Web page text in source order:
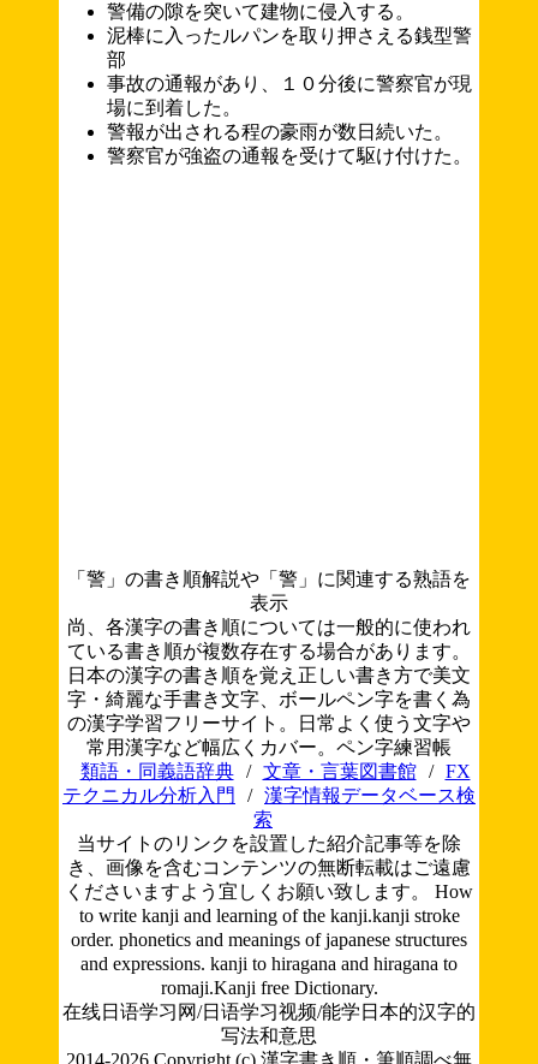
警備の隙を突いて建物に侵入する。
泥棒に入ったルパンを取り押さえる銭型警
部
事故の通報があり、１０分後に警察官が現
場に到着した。
警報が出される程の豪雨が数日続いた。
警察官が強盗の通報を受けて駆け付けた。
「警」の書き順解説や「警」に関連する熟語を
表示
尚、各漢字の書き順については一般的に使われ
ている書き順が複数存在する場合があります。
日本の漢字の書き順を覚え正しい書き方で美文
字・綺麗な手書き文字、ボールペン字を書く為
の漢字学習フリーサイト。日常よく使う文字や
常用漢字など幅広くカバー。ペン字練習帳
類語・同義語辞典
/ 文章・言葉図書館 /
FX
テクニカル分析入門
/ 漢字情報データベース検
索
当サイトのリンクを設置した紹介記事等を除
き、画像を含むコンテンツの無断転載はご遠慮
くださいますよう宜しくお願い致します。 How
to write kanji and learning of the kanji.kanji stroke
order. phonetics and meanings of japanese structures
and expressions. kanji to hiragana and hiragana to
romaji.Kanji free Dictionary.
在线日语学习网/日语学习视频/能学日本的汉字的
写法和意思
2014-2026 Copyright (c) 漢字書き順・筆順調べ無